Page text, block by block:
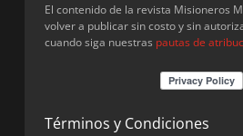
El contenido de la revista Misioneros
volver a publicar sin costo y sin
cuando siga nuestras pautas de
Términos y Condiciones